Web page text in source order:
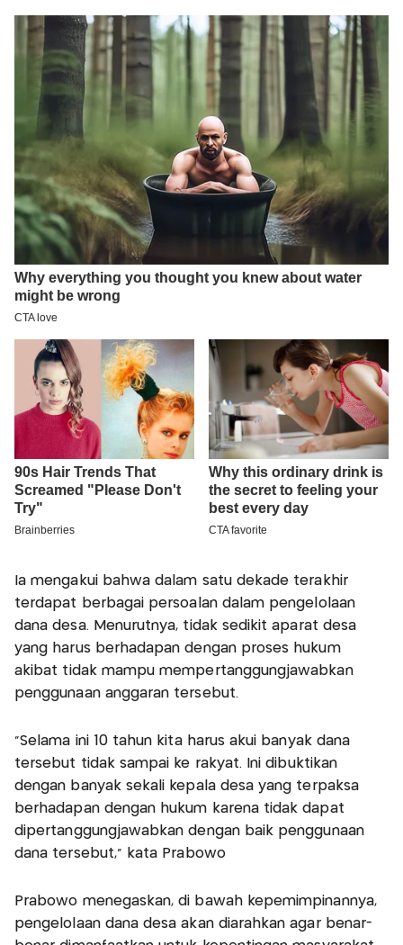
Ia mengakui bahwa dalam satu dekade terakhir
terdapat berbagai persoalan dalam pengelolaan
dana desa. Menurutnya, tidak sedikit aparat desa
yang harus berhadapan dengan proses hukum
akibat tidak mampu mempertanggungjawabkan
penggunaan anggaran tersebut.
“Selama ini 10 tahun kita harus akui banyak dana
tersebut tidak sampai ke rakyat. Ini dibuktikan
dengan banyak sekali kepala desa yang terpaksa
berhadapan dengan hukum karena tidak dapat
dipertanggungjawabkan dengan baik penggunaan
dana tersebut,” kata Prabowo
Prabowo menegaskan, di bawah kepemimpinannya,
pengelolaan dana desa akan diarahkan agar benar-